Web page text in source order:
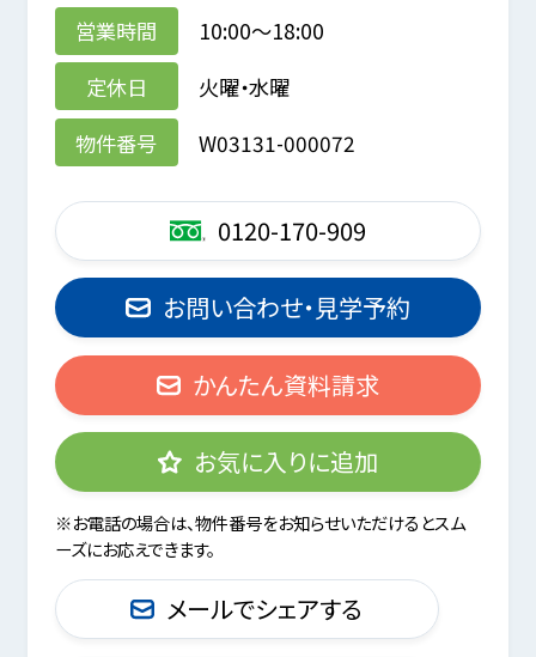
営業時間
10:00～18:00
定休日
火曜・水曜
物件番号
W03131-000072
0120-170-909
お問い合わせ・見学予約
かんたん資料請求
お気に入りに追加
※お電話の場合は、物件番号をお知らせいただけるとスム
ーズにお応えできます。
メールでシェアする